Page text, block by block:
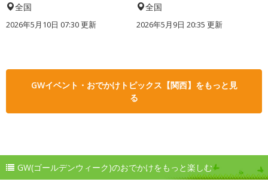
全国
2026年5月10日 07:30 更新
全国
2026年5月9日 20:35 更新
GWイベント・おでかけトピックス【関西】をもっと見
る
GW(ゴールデンウィーク)のおでかけをもっと楽しむ